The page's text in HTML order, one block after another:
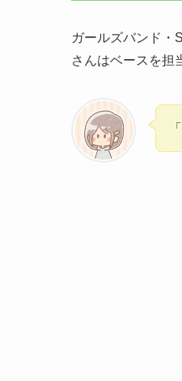
ガールズバンド・
さんはベースを担